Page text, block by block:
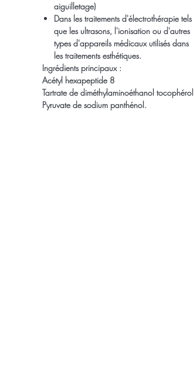
aiguilletage)
Dans les traitements d'électrothérapie tels
que les ultrasons, l'ionisation ou d'autres
types d'appareils médicaux utilisés dans
les traitements esthétiques.
Ingrédients principaux :
Acétyl hexapeptide 8
Tartrate de diméthylaminoéthanol tocophérol
Pyruvate de sodium panthénol.